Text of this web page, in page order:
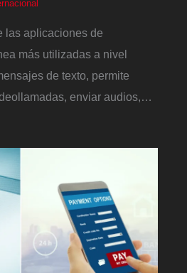
las aplicaciones de
más utilizadas a nivel
de texto, permite
enviar audios,…